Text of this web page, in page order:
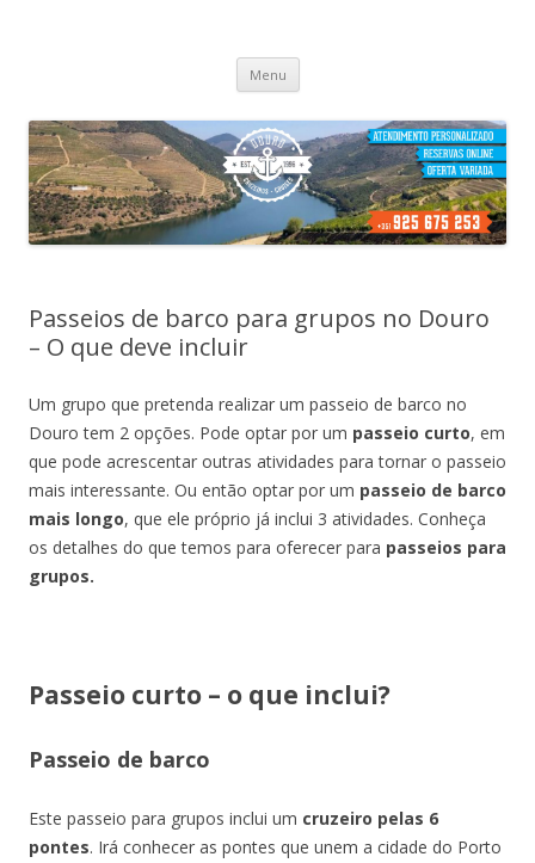
Menu Skip
content
Passeios de barco para grupos no Douro
– O que deve incluir
Um grupo que pretenda realizar um passeio de barco no
Douro tem 2 opções. Pode optar por um passeio curto, em
que pode acrescentar outras atividades para tornar o passeio
mais interessante. Ou então optar por um passeio de barco
mais longo, que ele próprio já inclui 3 atividades. Conheça
os detalhes do que temos para oferecer para passeios para
grupos.
Passeio curto – o que inclui?
Passeio de barco
Este passeio para grupos inclui um cruzeiro pelas 6
pontes. Irá conhecer as pontes que unem a cidade do Porto